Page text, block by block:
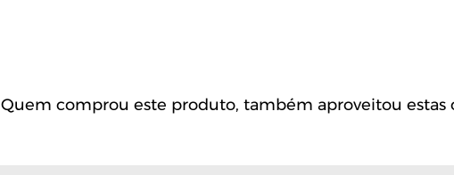
Quem comprou este produto, também aproveitou estas